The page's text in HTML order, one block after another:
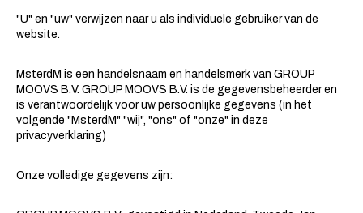
"U" en "uw" verwijzen naar u als individuele gebruiker van de
website.
MsterdM is een handelsnaam en handelsmerk van GROUP
MOOVS B.V. GROUP MOOVS B.V. is de gegevensbeheerder en
is verantwoordelijk voor uw persoonlijke gegevens (in het
volgende "MsterdM" "wij", "ons" of "onze" in deze
privacyverklaring)
Onze volledige gegevens zijn: